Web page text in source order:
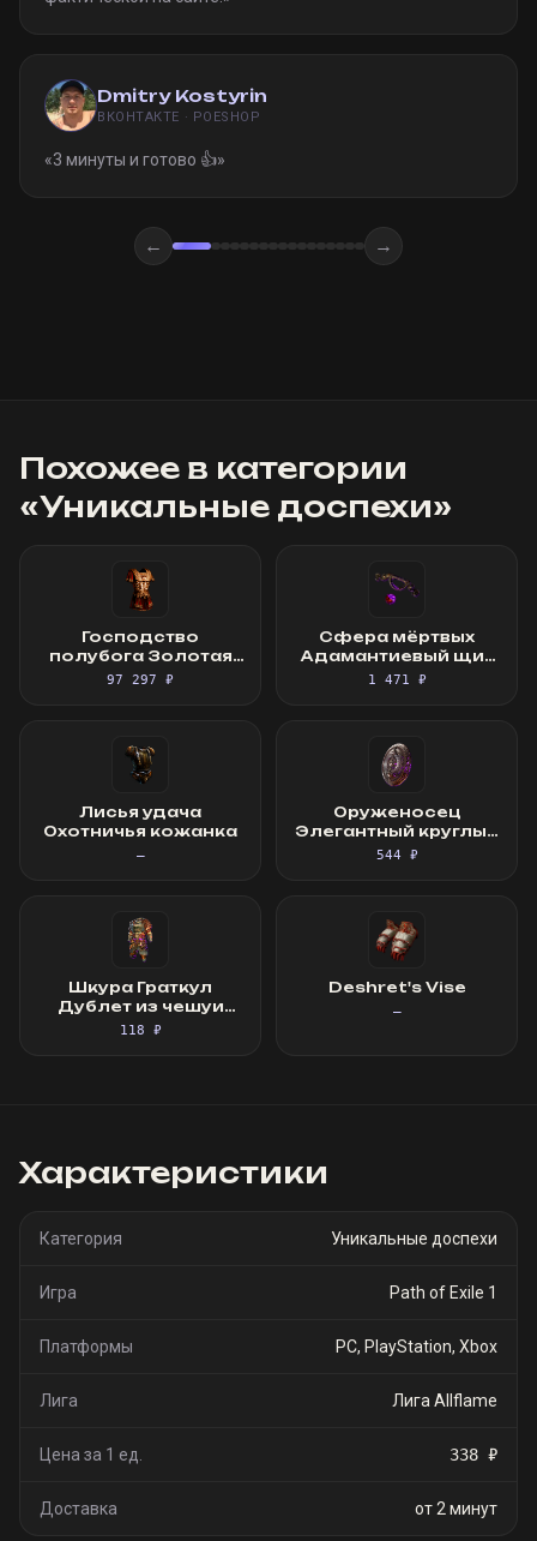
Dmitry Kostyrin
ВКОНТАКТЕ · POESHOP
«3 минуты и готово 👍»
← →
Похожее в категории
«Уникальные доспехи»
Господство
полубога Золотая
мантия
97 297 ₽
Сфера мёртвых
Адамантиевый щит
духа
1 471 ₽
Лисья удача
Охотничья кожанка
—
Оруженосец
Элегантный круглый
щит
544 ₽
Шкура Граткул
Дублет из чешуи
змея
118 ₽
Deshret's Vise
—
Характеристики
Категория Уникальные доспехи
Игра Path of Exile 1
Платформы PC, PlayStation, Xbox
Лига Лига Allflame
Цена за 1 ед. 338 ₽
Доставка от 2 минут